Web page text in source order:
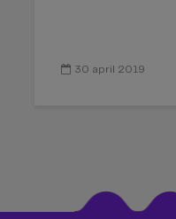
30 april 2019